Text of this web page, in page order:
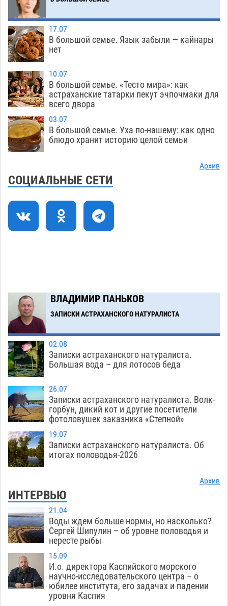
12:23
У астраханца в морозильной камере
обнаружили почти полсотни стерлядей
438
выплатит миллионный ущерб за смертельную
небрежность за рулем
05.08 402
11:22
В Астрахани возле Нового моста спасли
подростка на пенопласте
05.08 467
10:48
Астраханцам ответили на важный вопрос о
10:13 На астраханских полях начался сбор томатов
09:40
Строительство на краю земли доверили
астраханским студентам
17.07
В большой семье. Язык забыли — кайнары
нет
10.07
В большой семье. «Тесто мира»: как
астраханские татарки пекут эчпочмаки для
всего двора
03.07
В большой семье. Уха по-нашему: как одно
блюдо хранит историю целой семьи
Архив
СОЦИАЛЬНЫЕ СЕТИ
ВЛАДИМИР ПАНЬКОВ
ЗАПИСКИ АСТРАХАНСКОГО НАТУРАЛИСТА
02.08
Записки астраханского натуралиста.
Большая вода – для лотосов беда
26.07
Записки астраханского натуралиста. Волк-
горбун, дикий кот и другие посетители
фотоловушек заказника «Степной»
19.07
Записки астраханского натуралиста. Об
итогах половодья-2026
Архив
ИНТЕРВЬЮ
21.04
Воды ждем больше нормы, но насколько?
Сергей Шипулин – об уровне половодья и
нересте рыбы
15.09
И.о. директора Каспийского морского
научно-исследовательского центра – о
юбилее института, его задачах и падении
уровня Каспия